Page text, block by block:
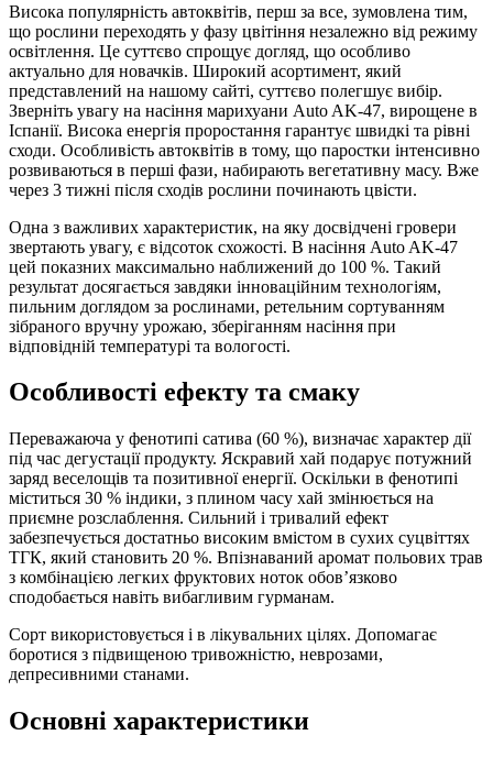
Висока популярність автоквітів, перш за все, зумовлена тим,
що рослини переходять у фазу цвітіння незалежно від режиму
освітлення. Це суттєво спрощує догляд, що особливо
актуально для новачків. Широкий асортимент, який
представлений на нашому сайті, суттєво полегшує вибір.
Зверніть увагу на насіння марихуани Auto AK-47, вирощене в
Іспанії. Висока енергія проростання гарантує швидкі та рівні
сходи. Особливість автоквітів в тому, що паростки інтенсивно
розвиваються в перші фази, набирають вегетативну масу. Вже
через 3 тижні після сходів рослини починають цвісти.
Одна з важливих характеристик, на яку досвідчені гровери
звертають увагу, є відсоток схожості. В насіння Auto AK-47
цей показних максимально наближений до 100 %. Такий
результат досягається завдяки інноваційним технологіям,
пильним доглядом за рослинами, ретельним сортуванням
зібраного вручну урожаю, зберіганням насіння при
відповідній температурі та вологості.
Особливості ефекту та смаку
Переважаюча у фенотипі сатива (60 %), визначає характер дії
під час дегустації продукту. Яскравий хай подарує потужний
заряд веселощів та позитивної енергії. Оскільки в фенотипі
міститься 30 % індики, з плином часу хай змінюється на
приємне розслаблення. Сильний і тривалий ефект
забезпечується достатньо високим вмістом в сухих суцвіттях
ТГК, який становить 20 %. Впізнаваний аромат польових трав
з комбінацією легких фруктових ноток обов’язково
сподобається навіть вибагливим гурманам.
Сорт використовується і в лікувальних цілях. Допомагає
боротися з підвищеною тривожністю, неврозами,
депресивними станами.
Основні характеристики